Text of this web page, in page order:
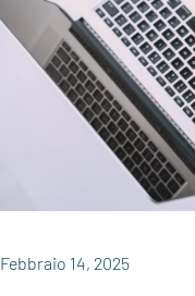
Febbraio 14, 2025